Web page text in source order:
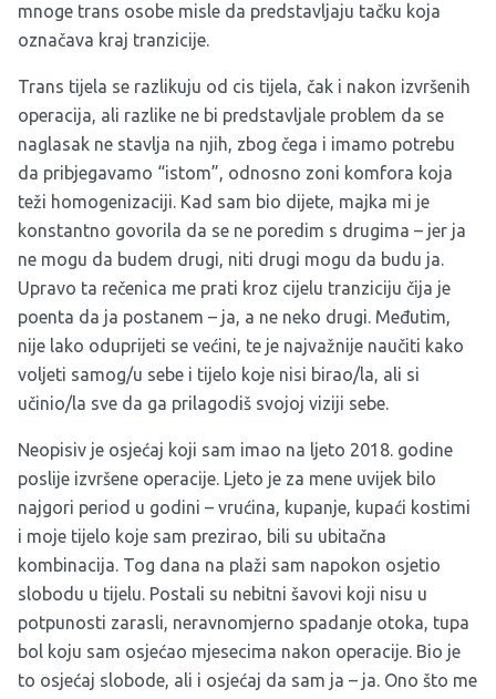
mnoge trans osobe misle da predstavljaju tačku koja
označava kraj tranzicije.
Trans tijela se razlikuju od cis tijela, čak i nakon izvršenih
operacija, ali razlike ne bi predstavljale problem da se
naglasak ne stavlja na njih, zbog čega i imamo potrebu
da pribjegavamo “istom”, odnosno zoni komfora koja
teži homogenizaciji. Kad sam bio dijete, majka mi je
konstantno govorila da se ne poredim s drugima – jer ja
ne mogu da budem drugi, niti drugi mogu da budu ja.
Upravo ta rečenica me prati kroz cijelu tranziciju čija je
poenta da ja postanem – ja, a ne neko drugi. Međutim,
nije lako oduprijeti se većini, te je najvažnije naučiti kako
voljeti samog/u sebe i tijelo koje nisi birao/la, ali si
učinio/la sve da ga prilagodiš svojoj viziji sebe.
Neopisiv je osjećaj koji sam imao na ljeto 2018. godine
poslije izvršene operacije. Ljeto je za mene uvijek bilo
najgori period u godini – vrućina, kupanje, kupaći kostimi
i moje tijelo koje sam prezirao, bili su ubitačna
kombinacija. Tog dana na plaži sam napokon osjetio
slobodu u tijelu. Postali su nebitni šavovi koji nisu u
potpunosti zarasli, neravnomjerno spadanje otoka, tupa
bol koju sam osjećao mjesecima nakon operacije. Bio je
to osjećaj slobode, ali i osjećaj da sam ja – ja. Ono što me